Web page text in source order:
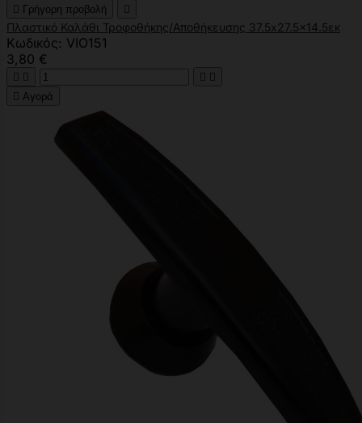
 Γρήγορη προβολή 
Πλαστικό Καλάθι Τροφοθήκης/Αποθήκευσης 37.5x27.5x14.5εκ
Κωδικός: VIO151
3,80 €
   
 Αγορά